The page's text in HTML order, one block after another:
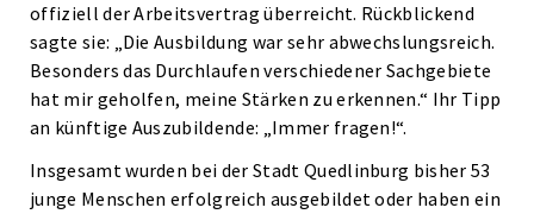
offiziell der Arbeitsvertrag überreicht. Rückblickend
sagte sie: „Die Ausbildung war sehr abwechslungsreich.
Besonders das Durchlaufen verschiedener Sachgebiete
hat mir geholfen, meine Stärken zu erkennen.“ Ihr Tipp
an künftige Auszubildende: „Immer fragen!“.
Insgesamt wurden bei der Stadt Quedlinburg bisher 53
junge Menschen erfolgreich ausgebildet oder haben ein